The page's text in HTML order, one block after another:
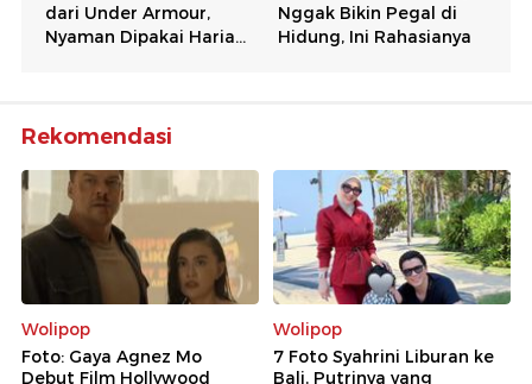
Rekomendasi
Wolipop
Foto: Gaya Agnez Mo
Debut Film Hollywood
Wolipop
7 Foto Syahrini Liburan ke
Bali, Putrinya yang